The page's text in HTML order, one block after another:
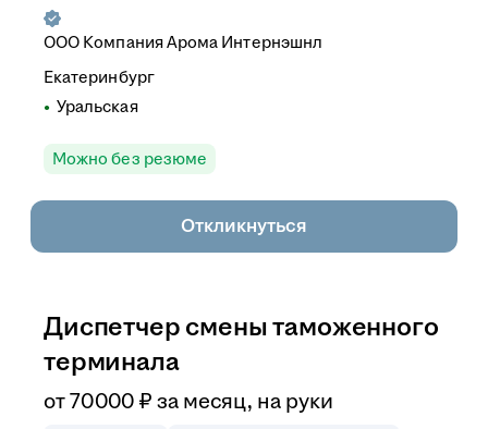
ООО Компания Арома Интернэшнл
Екатеринбург
Уральская
Можно без резюме
Откликнуться
Диспетчер смены таможенного
терминала
от70 000 ₽ за месяц, на руки